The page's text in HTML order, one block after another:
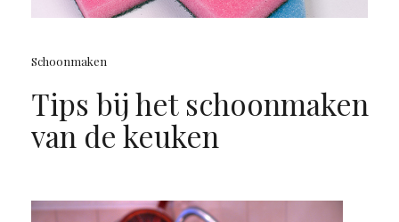
Schoonmaken
Tips bij het schoonmaken
van de keuken